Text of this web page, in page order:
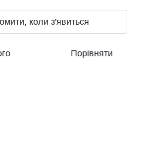
коли з'явиться
Порівняти